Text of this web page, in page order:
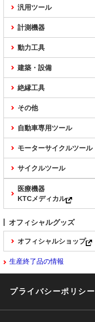
汎用ツール
計測機器
動力工具
建築・設備
絶縁工具
その他
自動車専用ツール
モーターサイクルツール
サイクルツール
医療機器
KTCメディカル
オフィシャルグッズ
オフィシャルショップ
生産終了品の情報
プライバシーポリシー